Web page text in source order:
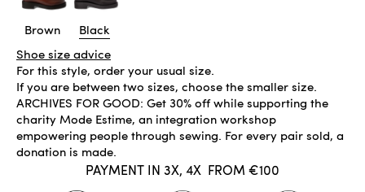
ARCHIVES FOR GOOD: Get 30% off while supporting the
charity Mode Estime, an integration workshop
empowering people through sewing. For every pair sold, a
donation is made.
Brown Black
Shoe size advice
For this style, order your usual size.
If you are between two sizes, choose the smaller size.
IN STOCK
PAYMENT IN 3X, 4X FROM €100